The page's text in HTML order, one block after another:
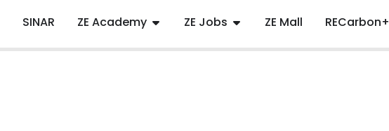
SINAR ZE Academy ZE Jobs ZE Mall RECarbon+